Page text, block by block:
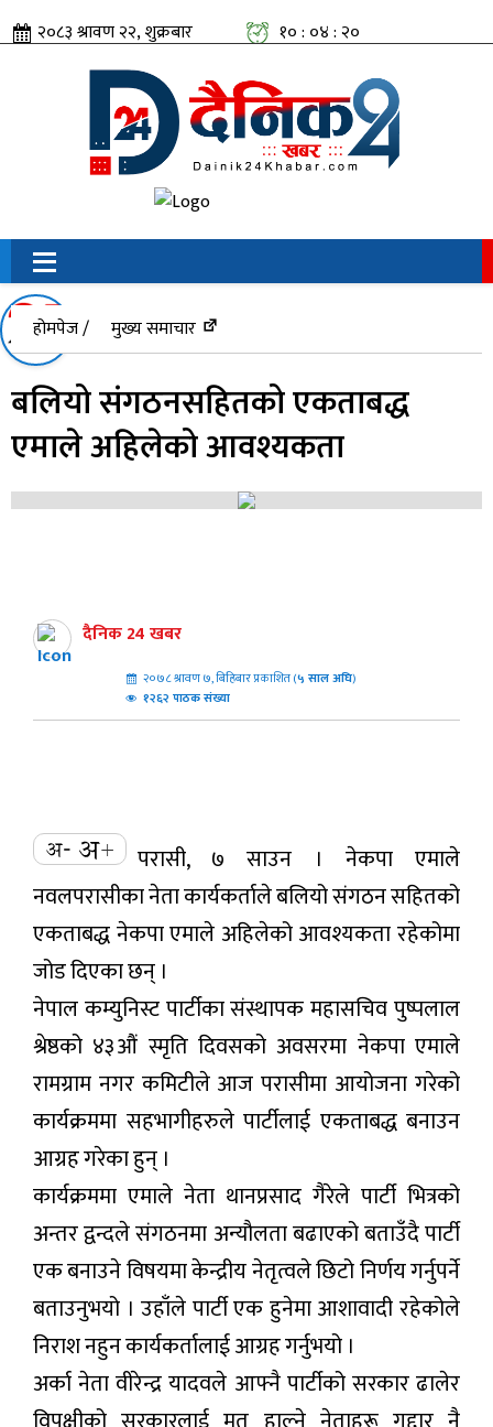
२०८३ श्रावण २२, शुक्रबार
१० : ०४ : २०
सामाजिक संजालतिर:
होमपेज / मुख्य समाचार
बलियो संगठनसहितको एकताबद्ध
एमाले अहिलेको आवश्यकता
दैनिक 24 खबर
२०७८ श्रावण ७, बिहिबार प्रकाशित (५ साल अघि)
१२६२ पाठक संख्या
परासी, ७ साउन । नेकपा एमाले
नवलपरासीका नेता कार्यकर्ताले बलियो संगठन सहितको
एकताबद्ध नेकपा एमाले अहिलेको आवश्यकता रहेकोमा
जोड दिएका छन् ।
नेपाल कम्युनिस्ट पार्टीका संस्थापक महासचिव पुष्पलाल
श्रेष्ठको ४३औं स्मृति दिवसको अवसरमा नेकपा एमाले
रामग्राम नगर कमिटीले आज परासीमा आयोजना गरेको
कार्यक्रममा सहभागीहरुले पार्टीलाई एकताबद्ध बनाउन
आग्रह गरेका हुन् ।
कार्यक्रममा एमाले नेता थानप्रसाद गैरेले पार्टी भित्रको
अन्तर द्वन्दले संगठनमा अन्यौलता बढाएको बताउँदै पार्टी
एक बनाउने विषयमा केन्द्रीय नेतृत्वले छिटो निर्णय गर्नुपर्ने
बताउनुभयो । उहाँले पार्टी एक हुनेमा आशावादी रहेकोले
निराश नहुन कार्यकर्तालाई आग्रह गर्नुभयो ।
अर्का नेता वीरेन्द्र यादवले आफ्नै पार्टीको सरकार ढालेर